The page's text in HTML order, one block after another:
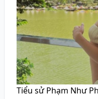
Tiểu sử Phạm Như